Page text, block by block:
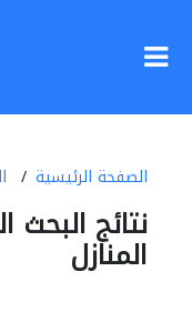
الصفحة الرئيسية
نتائج
المنازل